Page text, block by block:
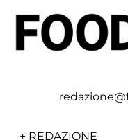
+ REDAZIONE